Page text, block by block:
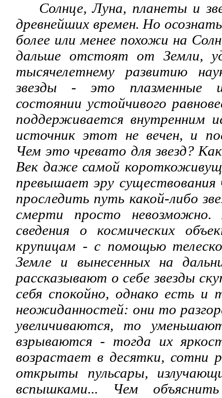
Солнце, Луна, планеты и
древнейших времен. Но
более или менее похожи на
дальше отстоят от Земли,
тысячелетнему развитию
звезды - это плазменные
состоянии устойчивого
поддерживается внутренним
источник этот не вечен, и
Чем это чревато для звезд?
Век даже самой
превышает эру существования
проследить путь какой-либо
смерти просто
сведения о космических
крупицам - с помощью
Земле и вынесенных на
рассказывают о себе звезды
себя спокойно, однако есть и
неожиданностей: они то
увеличиваются, то
взрываются - тогда их
возрастает в десятки, сотни
открыты пульсары,
вспышками... Чем